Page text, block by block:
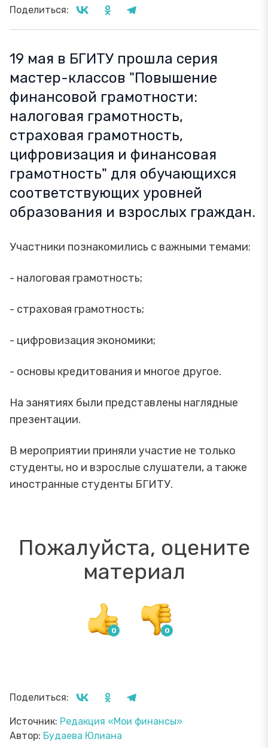
Поделиться:
19 мая в БГИТУ прошла серия
мастер-классов "Повышение
финансовой грамотности:
налоговая грамотность,
страховая грамотность,
цифровизация и финансовая
грамотность" для обучающихся
соответствующих уровней
образования и взрослых граждан.
Участники познакомились с важными темами:
- налоговая грамотность;
- страховая грамотность;
- цифровизация экономики;
- основы кредитования и многое другое.
На занятиях были представлены наглядные
презентации.
В мероприятии приняли участие не только
студенты, но и взрослые слушатели, а также
иностранные студенты БГИТУ.
Пожалуйста, оцените
материал
Поделиться:
Источник: Редакция «Мои финансы»
Автор: Будаева Юлиана